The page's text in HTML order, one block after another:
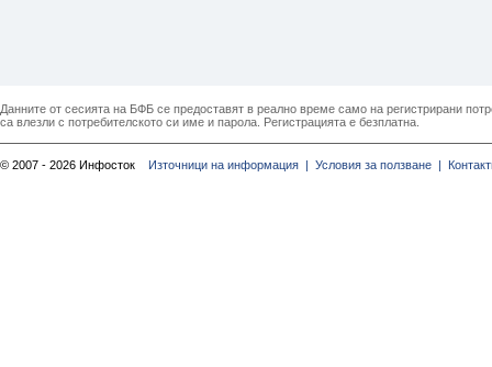
Данните от сесията на БФБ се предоставят в реално време само на регистрирани
са влезли с потребителското си име и парола. Регистрацията е безплатна.
© 2007 - 2026 Инфосток Източници на информация | Условия за ползване |